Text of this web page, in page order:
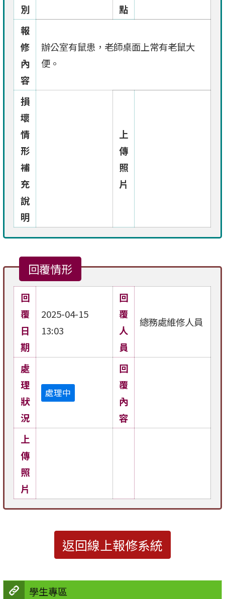
學生專區
別
點
報
修
內
容
辦公室有鼠患，老師桌面上常有老鼠大
便。
損
壞
情
形
補
充
說
明
上
傳
照
片
回覆情形
回
覆
日
期
2025-04-15
13:03
回
覆
人
員
總務處維修人員
處
理
狀
況
處理中
回
覆
內
容
上
傳
照
片
返回線上報修系統